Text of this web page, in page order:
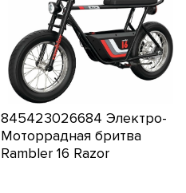
845423026684 Электро-
Моторрадная бритва
Rambler 16 Razor